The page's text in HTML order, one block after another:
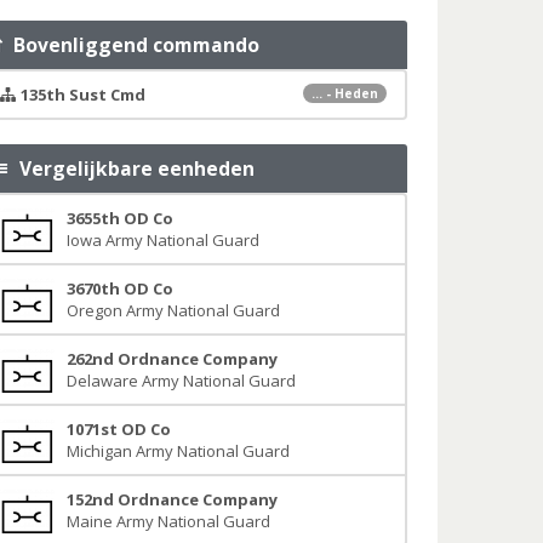
Bovenliggend commando
... - Heden
135th Sust Cmd
Vergelijkbare eenheden
3655th OD Co
Iowa Army National Guard
3670th OD Co
Oregon Army National Guard
262nd Ordnance Company
Delaware Army National Guard
1071st OD Co
Michigan Army National Guard
152nd Ordnance Company
Maine Army National Guard